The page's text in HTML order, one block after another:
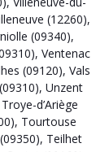
(12260),
(09340),
, Ventenac
(09120), Vals
, Unzent
Troye-d’Ariège
, Tourtouse
, Teilhet